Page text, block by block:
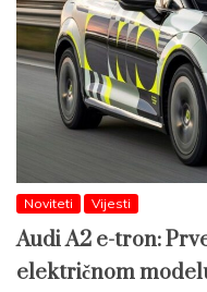
Noviteti Vijesti
Audi A2 e-tron:
električnom